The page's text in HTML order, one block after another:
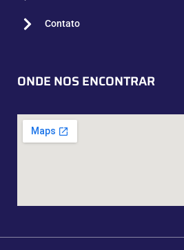
Contato
ONDE NOS ENCONTRAR